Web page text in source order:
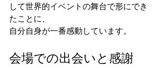
して世界的イベントの舞台で形にでき
たことに、
自分自身が一番感動しています。
会場での出会いと感謝